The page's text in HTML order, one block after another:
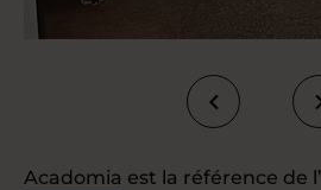
Acadomia est la référence de